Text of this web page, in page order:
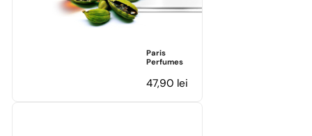
Paris
Perfumes
47,90 lei